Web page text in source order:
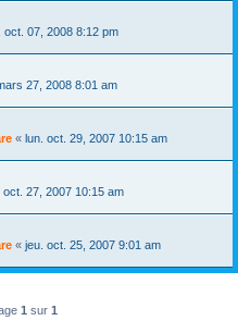
oct. 07, 2008 8:12 pm
27, 2008 8:01 am
« lun. oct. 29, 2007 10:15 am
oct. 27, 2007 10:15 am
« jeu. oct. 25, 2007 9:01 am
1 sur 1